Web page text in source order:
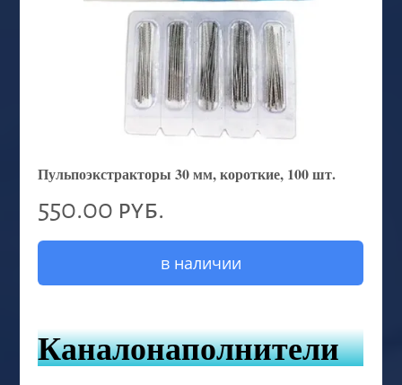
Пульпоэкстракторы 30 мм, короткие, 100 шт.
550.00 руб.
в наличии
Каналонаполнители